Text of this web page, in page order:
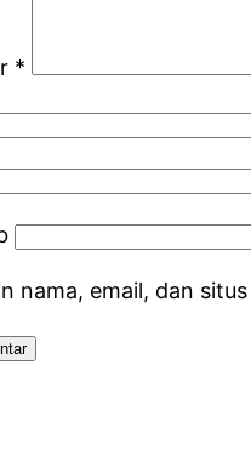
*
nama, email, dan